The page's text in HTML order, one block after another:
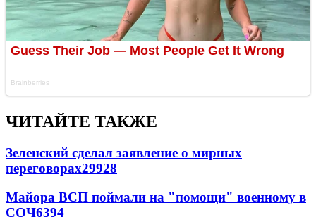
ЧИТАЙТЕ ТАКЖЕ
Зеленский сделал заявление о мирных
переговорах29928
Майора ВСП поймали на "помощи" военному в
СОЧ6394